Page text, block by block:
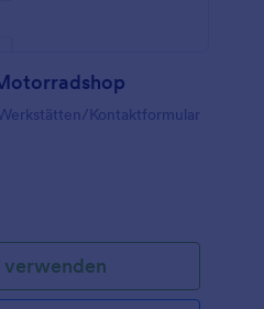
Kontaktformular